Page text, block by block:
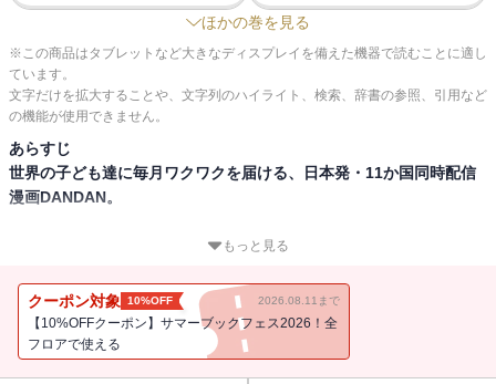
ほかの巻を見る
※この商品はタブレットなど大きなディスプレイを備えた機器で読むことに適し
ています。
文字だけを拡大することや、文字列のハイライト、検索、辞書の参照、引用など
の機能が使用できません。
あらすじ
世界の子ども達に毎月ワクワクを届ける、日本発・11か国同時配信
漫画DANDAN。
漫画DANDAN（ダンダン）は、6〜12歳の子どもたちに向けた日本発
感動まで、子どもの「読みたい！」が自然と湧き出る物語を厳選し
て収録。ヒーローに憧れる気持ち、仲間を思う心、困難に立ち向か
う勇気など、楽しみながら大切な価値観に触れられる内容が特長で
もっと見る
クーポン対象 10%OFF 2026.08.11まで
【10%OFFクーポン】サマーブックフェス2026！全
フロアで使える